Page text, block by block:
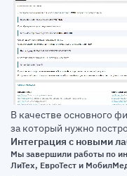
В качестве основного
за который нужно
Интеграция с новыми
Мы завершили работы по
ЛиТех, ЕвроТест и